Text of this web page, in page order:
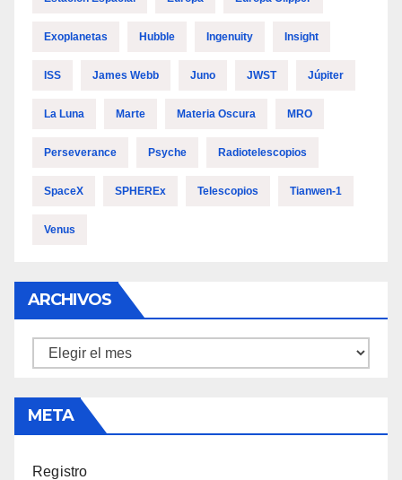
Exoplanetas Hubble Ingenuity Insight
ISS James Webb Juno JWST Júpiter
La Luna Marte Materia Oscura MRO
Perseverance Psyche Radiotelescopios
SpaceX SPHEREx Telescopios Tianwen-1
Venus
ARCHIVOS
Archivos
META
Registro